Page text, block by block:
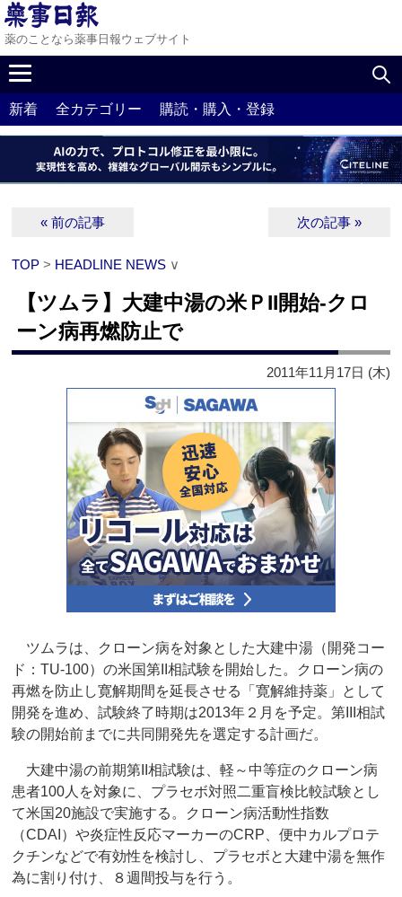
薬のことなら薬事日報ウェブサイト
新着 全カテゴリー 購読・購入・登録
« 前の記事 次の記事 »
TOP > HEADLINE NEWS ∨
【ツムラ】大建中湯の米ＰII開始‐クロ
ーン病再燃防止で
2011年11月17日 (木)
ツムラは、クローン病を対象とした大建中湯（開発コー
ド：TU‐100）の米国第II相試験を開始した。クローン病の
再燃を防止し寛解期間を延長させる「寛解維持薬」として
開発を進め、試験終了時期は2013年２月を予定。第III相試
験の開始前までに共同開発先を選定する計画だ。
大建中湯の前期第II相試験は、軽～中等症のクローン病
患者100人を対象に、プラセボ対照二重盲検比較試験とし
て米国20施設で実施する。クローン病活動性指数
（CDAI）や炎症性反応マーカーのCRP、便中カルプロテ
クチンなどで有効性を検討し、プラセボと大建中湯を無作
為に割り付け、８週間投与を行う。